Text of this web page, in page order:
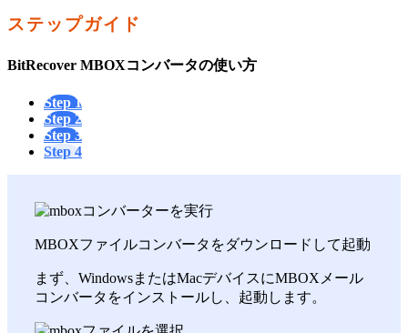
ステップガイド
BitRecover MBOXコンバータの使い方
Step 1
Step 2
Step 3
Step 4
MBOXファイルコンバータをダウンロードして起動
まず、WindowsまたはMacデバイスにMBOXメール
コンバータをインストールし、起動します。